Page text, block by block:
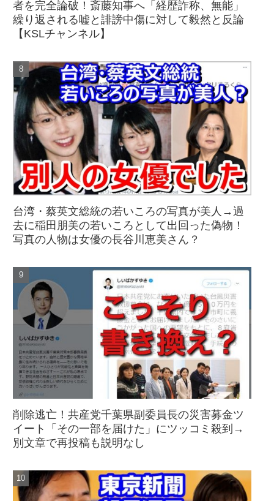
者を完全論破！斎藤知事へ「経歴詐称、無能」
繰り返される嘘と誹謗中傷に対して毅然と反論
【KSLチャンネル】
台湾・蔡英文総統の若いころの写真が美人→過
去に稲田朋美の若いころとして出回った偽物！
写真の人物は女優の長谷川恵美さん？
削除逃亡！共産党千葉県副委員長の災害募金ツ
イート「その一部を届けた」にツッコミ殺到→
別文章で再投稿も説明なし